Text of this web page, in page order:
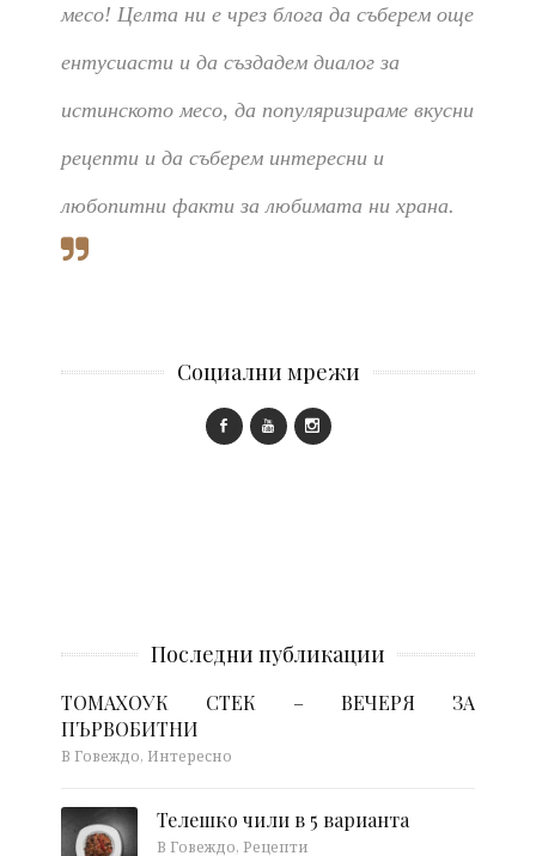
месо! Целта ни е чрез блога да съберем още
ентусиасти и да създадем диалог за
истинското месо, да популяризираме вкусни
рецепти и да съберем интересни и
любопитни факти за любимата ни храна.
Социални мрежи
Последни публикации
ТОМАХОУК СТЕК – ВЕЧЕРЯ ЗА
ПЪРВОБИТНИ
В Говеждо, Интересно
Телешко чили в 5 варианта
В Говеждо, Рецепти